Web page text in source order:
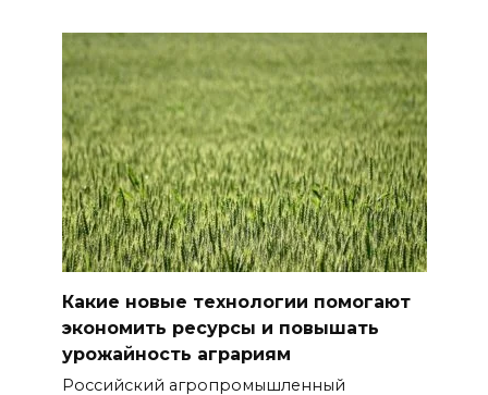
Какие новые технологии помогают
экономить ресурсы и повышать
урожайность аграриям
Российский агропромышленный